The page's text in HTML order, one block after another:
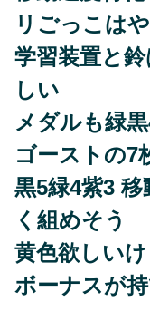
リごっこは
学習装置と
しい
メダルも緑
ゴーストの7
黒5緑4紫3
く組めそう
黄色欲しい
ボーナスが